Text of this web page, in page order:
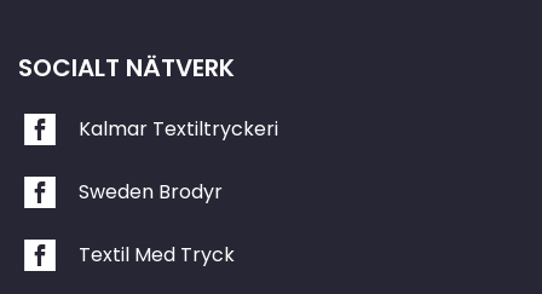
SOCIALT NÄTVERK
Kalmar Textiltryckeri
Sweden Brodyr
Textil Med Tryck